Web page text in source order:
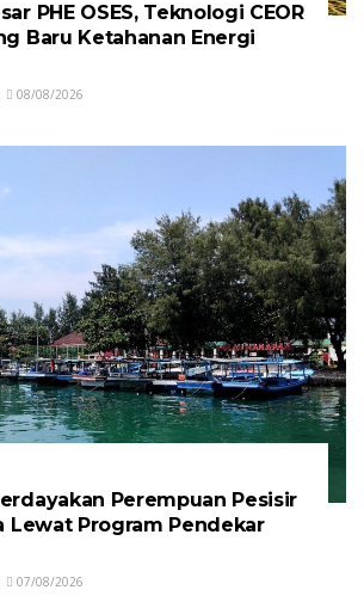
PHE OSES, Teknologi CEOR
Baru Ketahanan Energi
08/08/2026
Perempuan Pesisir
Lewat Program Pendekar
07/08/2026